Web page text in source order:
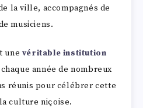
la ville, accompagnés de
musiciens.
une véritable institution
année de nombreux
réunis pour célébrer cette
culture niçoise.